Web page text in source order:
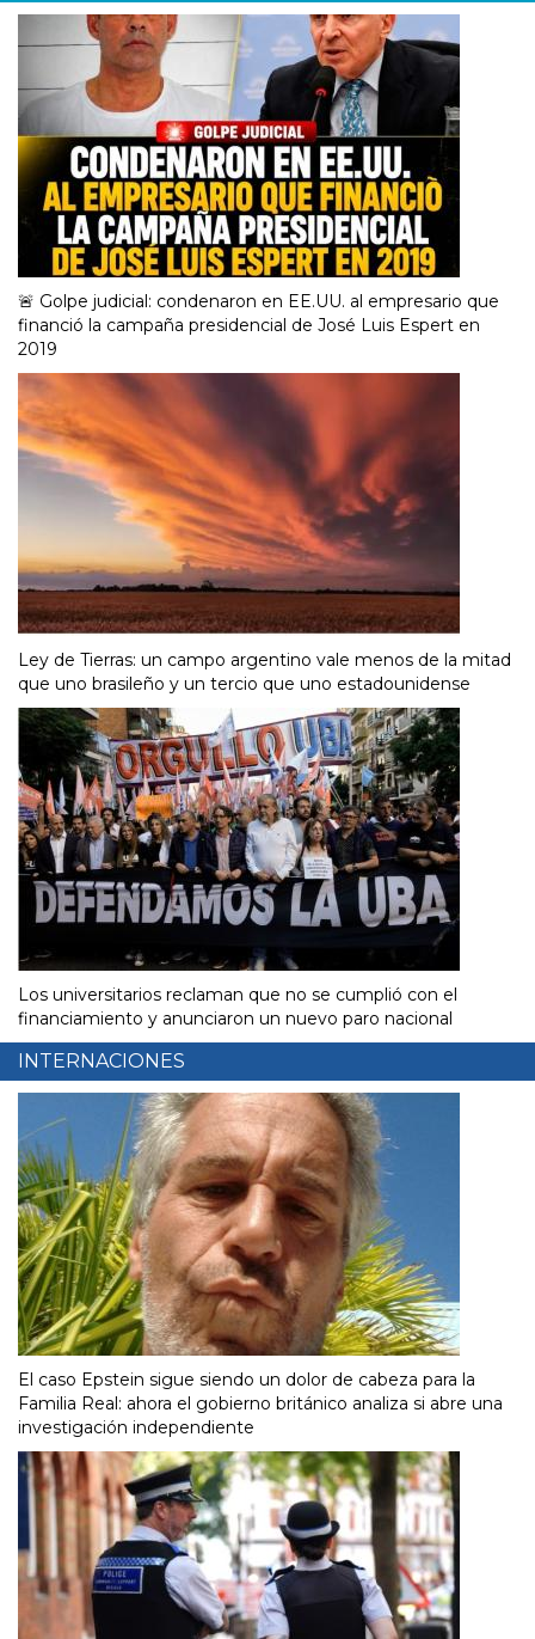
🚨 Golpe judicial: condenaron en EE.UU. al empresario que
financió la campaña presidencial de José Luis Espert en
2019
Ley de Tierras: un campo argentino vale menos de la mitad
que uno brasileño y un tercio que uno estadounidense
Los universitarios reclaman que no se cumplió con el
financiamiento y anunciaron un nuevo paro nacional
INTERNACIONES
El caso Epstein sigue siendo un dolor de cabeza para la
Familia Real: ahora el gobierno británico analiza si abre una
investigación independiente